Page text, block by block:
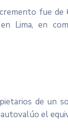
fue
Lima, en
de un
el